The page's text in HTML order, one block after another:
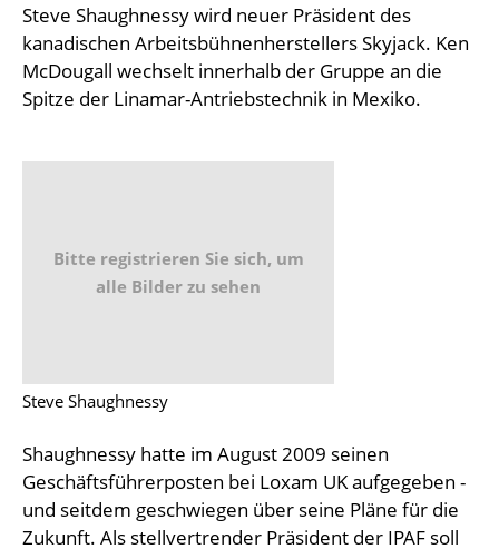
Steve Shaughnessy wird neuer Präsident des
kanadischen Arbeitsbühnenherstellers Skyjack. Ken
McDougall wechselt innerhalb der Gruppe an die
Spitze der Linamar-Antriebstechnik in Mexiko.
Bitte registrieren Sie sich, um
alle Bilder zu sehen
Steve Shaughnessy
Shaughnessy hatte im August 2009 seinen
Geschäftsführerposten bei Loxam UK aufgegeben -
und seitdem geschwiegen über seine Pläne für die
Zukunft. Als stellvertrender Präsident der IPAF soll